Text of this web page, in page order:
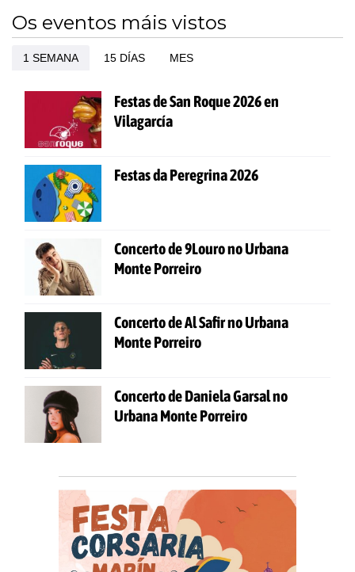
Os eventos máis vistos
1 SEMANA 15 DÍAS MES
Festas de San Roque 2026 en
Vilagarcía
Festas da Peregrina 2026
Concerto de 9Louro no Urbana
Monte Porreiro
Concerto de Al Safir no Urbana
Monte Porreiro
Concerto de Daniela Garsal no
Urbana Monte Porreiro